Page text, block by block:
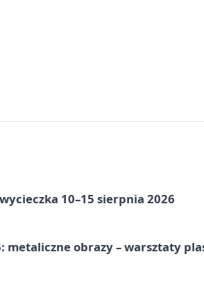
10–15 sierpnia 2026
metaliczne obrazy – warsztaty